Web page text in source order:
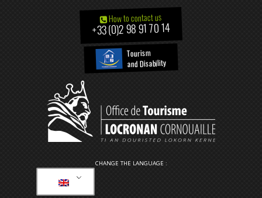
How to contact us
+33 (0)2 98 91 70 14
Tourism
and Disability
CHANGE THE LANGUAGE :